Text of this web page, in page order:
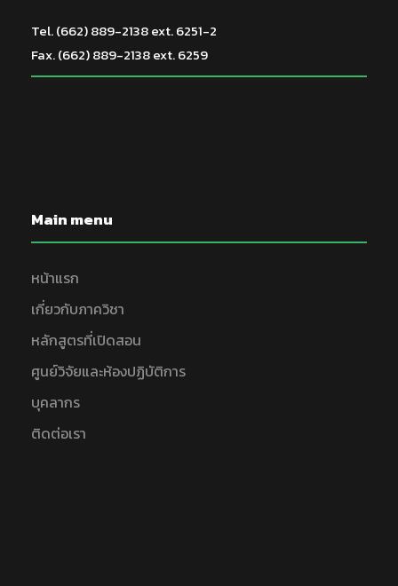
Tel. (662) 889-2138 ext. 6251-2
Fax. (662) 889-2138 ext. 6259
Main menu
หน้าแรก
เกี่ยวกับภาควิชา
หลักสูตรที่เปิดสอน
ศูนย์วิจัยและห้องปฏิบัติการ
บุคลากร
ติดต่อเรา